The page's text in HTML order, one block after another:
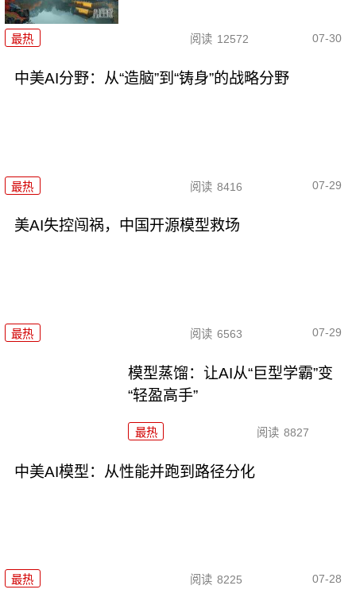
最热 阅读 12572 07-30
中美AI分野：从“造脑”到“铸身”的战略分野
最热 阅读 8416 07-29
美AI失控闯祸，中国开源模型救场
最热 阅读 6563 07-29
模型蒸馏：让AI从“巨型学霸”变
“轻盈高手”
最热 阅读 8827
中美AI模型：从性能并跑到路径分化
最热 阅读 8225 07-28